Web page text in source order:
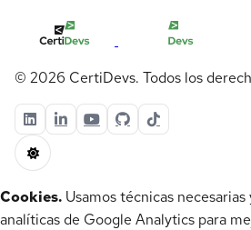
© 2026 CertiDevs. Todos los
Cookies. Usamos técnicas necesarias
analíticas de Google Analytics para